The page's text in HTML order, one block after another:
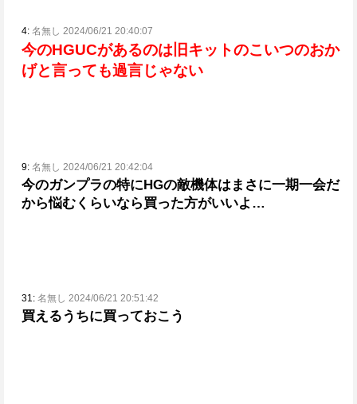
4: 名無し 2024/06/21 20:40:07
今のHGUCがあるのは旧キットのこいつのおか
げと言っても過言じゃない
9: 名無し 2024/06/21 20:42:04
今のガンプラの特にHGの敵機体はまさに一期一会だ
から悩むくらいなら買った方がいいよ…
31: 名無し 2024/06/21 20:51:42
買えるうちに買っておこう